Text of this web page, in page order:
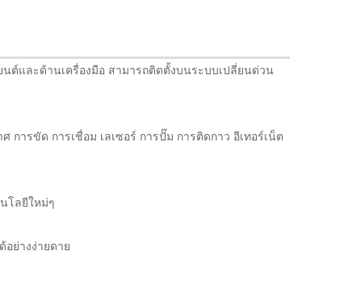
ต์และด้านเครื่องมือ สามารถติดตั้งบนระบบเปลี่ยนด่วน
ารขัด การเชื่อม เลเซอร์ การปั๊ม การติดกาว อีเทอร์เน็ต
โลยีใหม่ๆ
ย่างง่ายดาย